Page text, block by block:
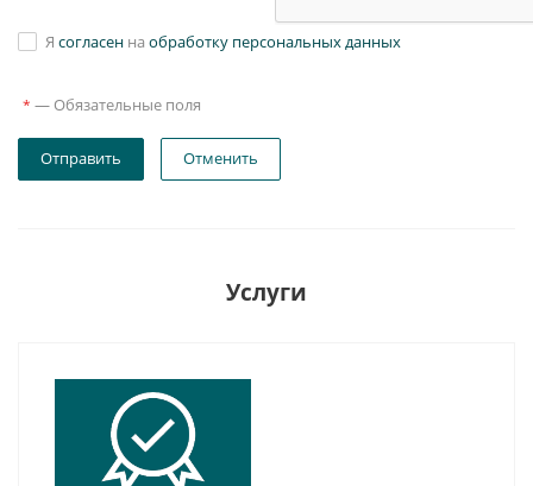
Я согласен на обработку персональных данных
* — Обязательные поля
Отправить Отменить
Услуги